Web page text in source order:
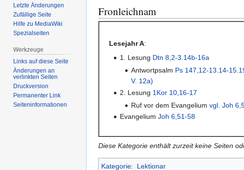
Fronleichnam
Lesejahr A:
1. Lesung Dtn 8,2-3.14b-16a
Antwortpsalm Ps 147,12-13.14-
V. 12a)
2. Lesung 1Kor 10,16-17
Ruf vor dem Evangelium vgl. Joh
EvangeliumJoh 6,51-58
Diese Kategorie enthält zurzeit keine Seiten
Kategorie: Lektionar
Letzte Änderungen
Zufällige Seite
Hilfe zu MediaWiki
Spezialseiten
Werkzeuge
Links auf diese Seite
Änderungen an
verlinkten Seiten
Druckversion
Permanenter Link
Seiten­­informationen